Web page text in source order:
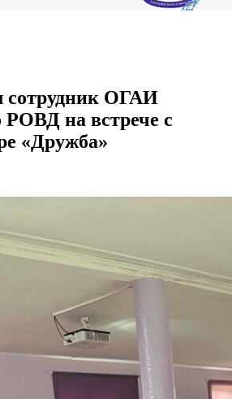
сотрудник ОГАИ
РОВД на встрече с
«Дружба»